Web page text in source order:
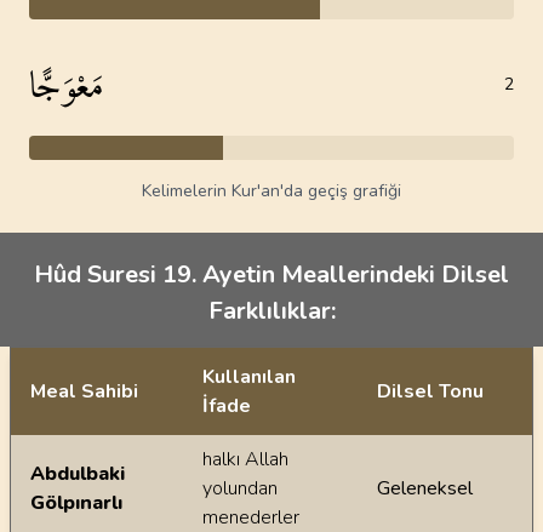
مَعْوَجًّا 2
Kelimelerin Kur'an'da geçiş grafiği
Hûd Suresi 19. Ayetin Meallerindeki Dilsel
Farklılıklar:
Ayetin meallerindeki dilsel farklılıklar
Meal Sahibi
Kullanılan
İfade
Dilsel Tonu
Abdulbaki
Gölpınarlı
halkı Allah
yolundan
menederler
Geleneksel